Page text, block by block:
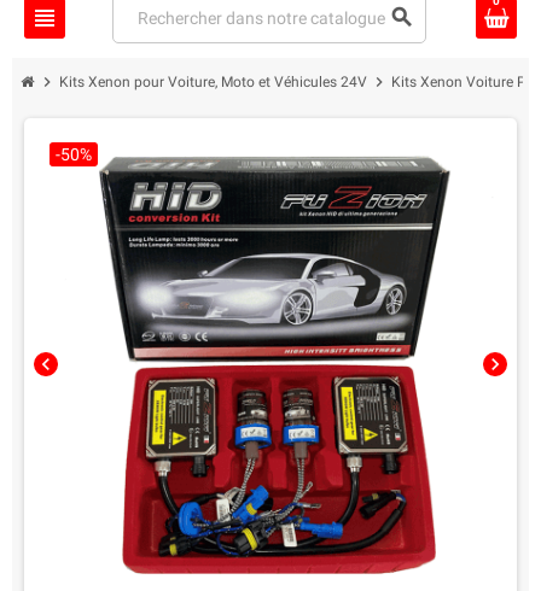
view_headline search
chevron_right Kits Xenon pour Voiture, Moto et Véhicules 24V chevron_right Kits Xenon Voiture
chevron_left chevron_right
-50%